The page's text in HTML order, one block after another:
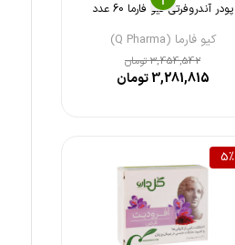
پودر آندروفرتی کیو فارما 60 عدد
کیو فارما (Q Pharma)
3,454,542تومان
3,281,815تومان
5%